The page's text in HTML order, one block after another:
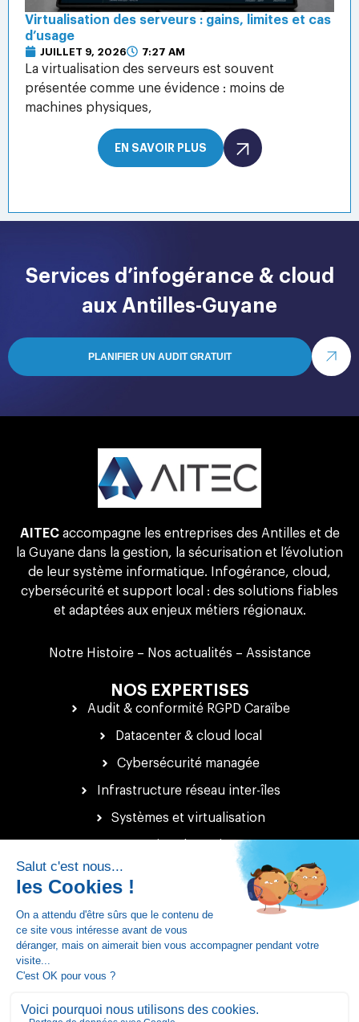
Virtualisation des serveurs : gains, limites et cas
d’usage
JUILLET 9, 2026 7:27 AM
La virtualisation des serveurs est souvent
présentée comme une évidence : moins de
machines physiques,
EN SAVOIR PLUS
Services d’infogérance & cloud
aux Antilles-Guyane
PLANIFIER UN AUDIT GRATUIT
AITECaccompagne les entreprises des Antilles et de
la Guyane dans la gestion, la sécurisation et l’évolution
de leur système informatique. Infogérance, cloud,
cybersécurité et support local : des solutions fiables
et adaptées aux enjeux métiers régionaux.
Notre Histoire– Nos actualités – Assistance
NOS EXPERTISES
Audit & conformité RGPD Caraïbe
Datacenter & cloud local
Cybersécurité managée
Infrastructure réseau inter-îles
Systèmes et virtualisation
Gestion de projet IT